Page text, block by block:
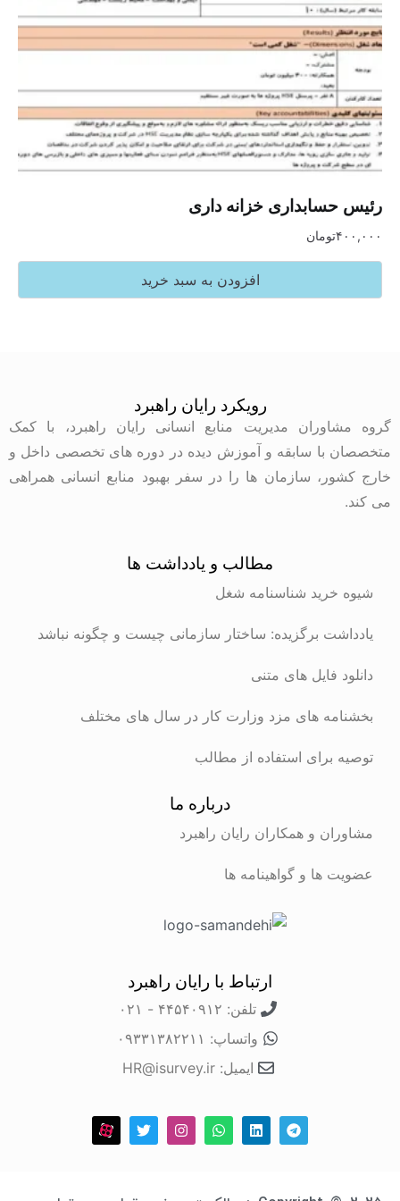
رئیس حسابداری خزانه داری
۴۰۰,۰۰۰تومان
افزودن به سبد خرید
رویکرد رایان راهبرد
گروه مشاوران مدیریت منابع انسانی رایان راهبرد، با کمک
متخصصان با سابقه و آموزش دیده در دوره های تخصصی داخل و
خارج کشور، سازمان ها را در سفر بهبود منابع انسانی همراهی
می کند.
مطالب و یادداشت ها
شیوه خرید شناسنامه شغل
یادداشت برگزیده: ساختار سازمانی چیست و چگونه نباشد
دانلود فایل های متنی
بخشنامه های مزد وزارت کار در سال های مختلف
توصیه برای استفاده از مطالب
درباره ما
مشاوران و همکاران رایان راهبرد
عضویت ها و گواهینامه ها
ارتباط با رایان راهبرد
تلفن: ۴۴۵۴۰۹۱۲ - ۰۲۱
واتساپ: ۰۹۳۳۱۳۸۲۲۱۱
ایمیل: HR@isurvey.ir